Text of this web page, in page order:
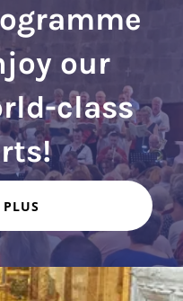
our
class
concerts!